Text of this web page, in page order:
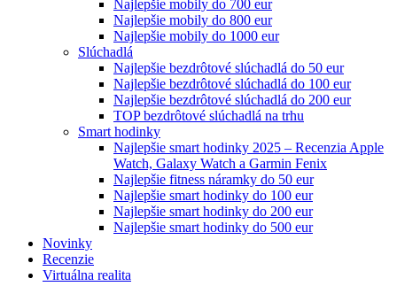
Najlepšie mobily do 700 eur
Najlepšie mobily do 800 eur
Najlepšie mobily do 1000 eur
Slúchadlá
Najlepšie bezdrôtové slúchadlá do 50 eur
Najlepšie bezdrôtové slúchadlá do 100 eur
Najlepšie bezdrôtové slúchadlá do 200 eur
TOP bezdrôtové slúchadlá na trhu
Smart hodinky
Najlepšie smart hodinky 2025 – Recenzia Apple
Watch, Galaxy Watch a Garmin Fenix
Najlepšie fitness náramky do 50 eur
Najlepšie smart hodinky do 100 eur
Najlepšie smart hodinky do 200 eur
Najlepšie smart hodinky do 500 eur
Novinky
Recenzie
Virtuálna realita